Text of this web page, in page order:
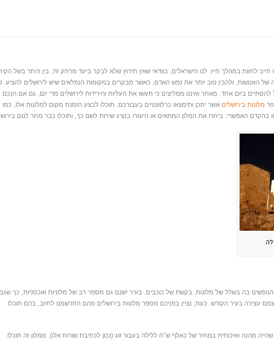
חייב לחוות במהלך חייו .לנו הישראלים בוודאי שאין תירוץ שלא לבקר ביעד מרתק זה
בין היתר בשל
של האנושות ,ולהבין טוב יותר את נפש האדם כאשר מבקרים במקומות הנפלאים שיש לירושלים להציע .
להסתיים ביום אחד מאחר ואיננו ממליצים כי תעשו את העליות והירידות לירושלים מדי יום
גם אם הנכם
מלונות בירושלים אשר יתכן ותימצאו כרלוונטיים בעבורכם תוכלו לבצע הזמנת מקום למלונות אלו
כמו
בהקדם האפשרי ביחרו את המלון המתאים או היעזרו בנציג שירות לשם כך ,ותוכלו כבר מחר לנום
בה בשלל של מלונות,בקשת של כוכבים.בעיר ישנם גם מספר רב של מלוניות ואכסניות, כך
עצירה בעיר הקודש. כעת, נציין בפניכם מספר מלונות בירושלים מהם התרשמנו לחיוב, בהם תוכלו
מהנה ואיכותית במחיר של כאלף ש"ח ללילה בעבור זוג(נכון לכתיבת שורות אלו). ממלון זה תוכלו